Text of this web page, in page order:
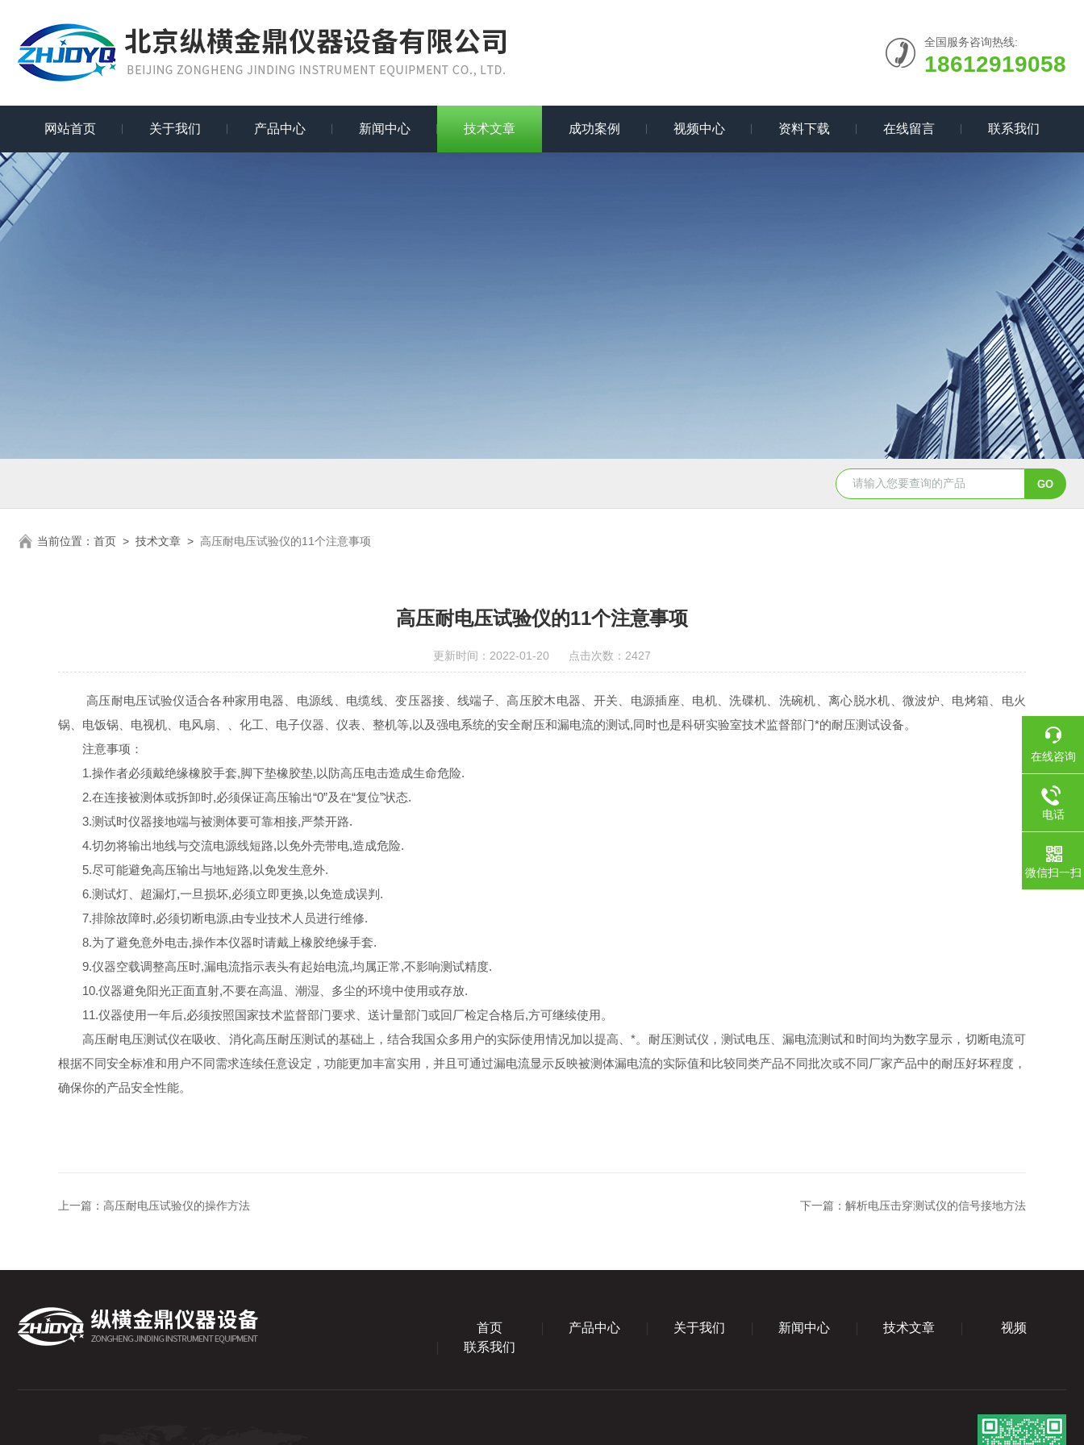
全国服务咨询热线:
18612919058
网站首页 关于我们 产品中心 新闻中心 技术文章 成功案例 视频中心 资料下载 在线留言 联系我们
当前位置： 首页 > 技术文章 > 高压耐电压试验仪的11个注意事项
高压耐电压试验仪的11个注意事项
更新时间：2022-01-20 点击次数：2427
高压耐电压试验仪适合各种家用电器、电源线、电缆线、变压器接、线端子、高压胶木电器、开关、电源插座、电机、洗碟机、洗碗机、离心脱水机、微波炉、电烤箱、电火
锅、电饭锅、电视机、电风扇、、化工、电子仪器、仪表、整机等,以及强电系统的安全耐压和漏电流的测试,同时也是科研实验室技术监督部门*的耐压测试设备。
注意事项：
1.操作者必须戴绝缘橡胶手套,脚下垫橡胶垫,以防高压电击造成生命危险.
2.在连接被测体或拆卸时,必须保证高压输出“0”及在“复位”状态.
3.测试时仪器接地端与被测体要可靠相接,严禁开路.
4.切勿将输出地线与交流电源线短路,以免外壳带电,造成危险.
5.尽可能避免高压输出与地短路,以免发生意外.
6.测试灯、超漏灯,一旦损坏,必须立即更换,以免造成误判.
7.排除故障时,必须切断电源,由专业技术人员进行维修.
8.为了避免意外电击,操作本仪器时请戴上橡胶绝缘手套.
9.仪器空载调整高压时,漏电流指示表头有起始电流,均属正常,不影响测试精度.
10.仪器避免阳光正面直射,不要在高温、潮湿、多尘的环境中使用或存放.
11.仪器使用一年后,必须按照国家技术监督部门要求、送计量部门或回厂检定合格后,方可继续使用。
高压耐电压测试仪在吸收、消化高压耐压测试的基础上，结合我国众多用户的实际使用情况加以提高、*。耐压测试仪，测试电压、漏电流测试和时间均为数字显示，切断电流可
根据不同安全标准和用户不同需求连续任意设定，功能更加丰富实用，并且可通过漏电流显示反映被测体漏电流的实际值和比较同类产品不同批次或不同厂家产品中的耐压好坏程度，
确保你的产品安全性能。
上一篇： 高压耐电压试验仪的操作方法 下一篇： 解析电压击穿测试仪的信号接地方法
首页 产品中心 关于我们 新闻中心 技术文章
视频
联系我们
在线咨询
电话
微信扫一扫